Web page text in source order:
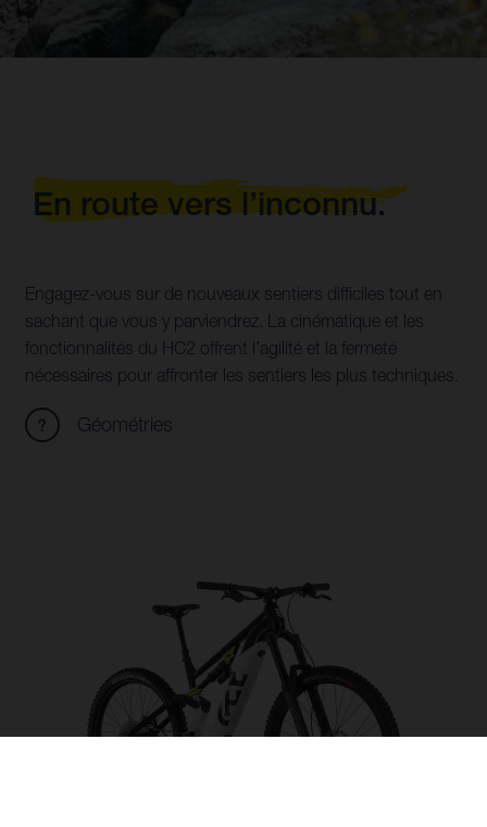
En route vers l’inconnu.
Engagez-vous sur de nouveaux sentiers difficiles tout en
sachant que vous y parviendrez. La cinématique et les
fonctionnalités du HC2 offrent l’agilité et la fermeté
nécessaires pour affronter les sentiers les plus techniques.
Géométries